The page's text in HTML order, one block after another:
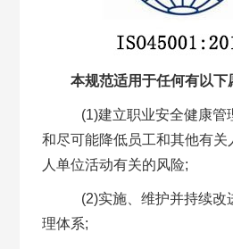
本规范适用于任何有以下
(1)建立职业安全健康管
和尽可能降低员工和其他有关
人单位活动有关的风险;
(2)实施、维护并持续改
理体系;